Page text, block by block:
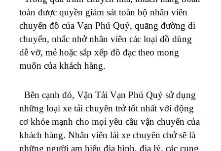
cơ khỏe mạnh cho mọi yêu cầu vận chuyển của
khách hàng. Nhân viên lái xe chuyên chở sẽ là
những người am hiểu địa hình, địa lý, các cung
đường từ Bình Dương tới các Tỉnh Miền Tây,
vì thế đồ đạc của bạn sẽ được vận chuyển an
toàn đến tận nơi trong thời gian ngắn nhất.
Sau khi quá trình vận chuyển hoàn thành,
khách hàng sẽ có thời gian để kiểm tra lại đồ
trước khi thanh toán cho Vạn Phú Quý.